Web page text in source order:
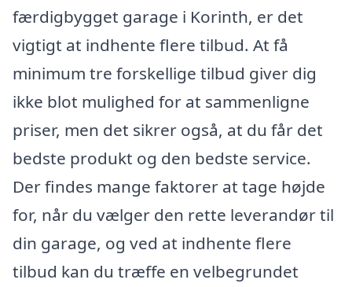
færdigbygget garage i Korinth, er det
vigtigt at indhente flere tilbud. At få
minimum tre forskellige tilbud giver dig
ikke blot mulighed for at sammenligne
priser, men det sikrer også, at du får det
bedste produkt og den bedste service.
Der findes mange faktorer at tage højde
for, når du vælger den rette leverandør til
din garage, og ved at indhente flere
tilbud kan du træffe en velbegrundet